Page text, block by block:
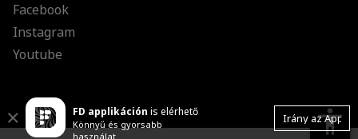
Facebook
Instagram
Youtube
FD applikáción is elérhető
Könnyű és gyorsabb
használat
Irány az App
Close accessibility
Nagy kurzor